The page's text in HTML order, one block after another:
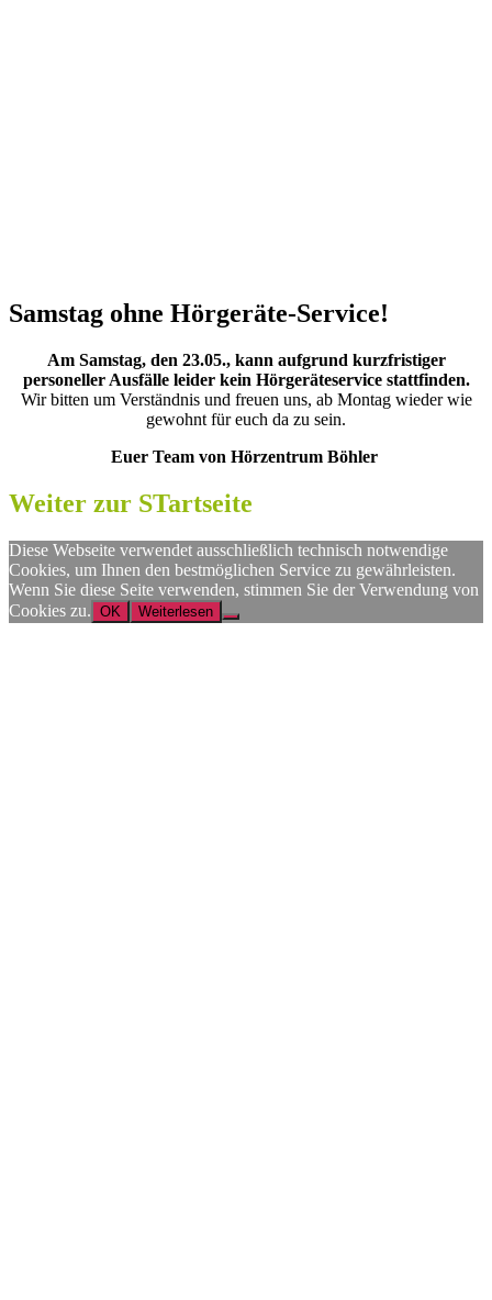
Samstag ohne Hörgeräte-Service!
Am Samstag, den 23.05., kann aufgrund kurzfristiger
personeller Ausfälle leider kein Hörgeräteservice stattfinden.
Wir bitten um Verständnis und freuen uns, ab Montag wieder wie
gewohnt für euch da zu sein.
Euer Team von Hörzentrum Böhler
Weiter zur STartseite
Diese Webseite verwendet ausschließlich technisch notwendige
Cookies, um Ihnen den bestmöglichen Service zu gewährleisten.
Wenn Sie diese Seite verwenden, stimmen Sie der Verwendung von
Cookies zu. OK Weiterlesen